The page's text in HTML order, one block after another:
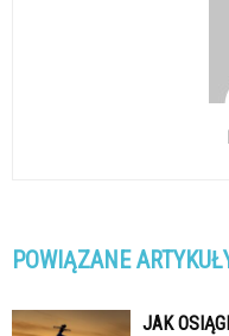
POWIĄZANE
JAK